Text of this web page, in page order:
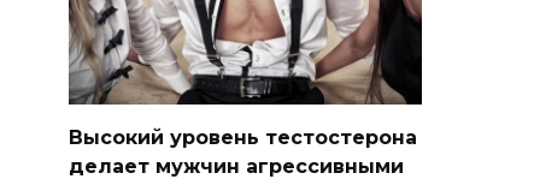
Высокий уровень тестостерона
делает мужчин агрессивными